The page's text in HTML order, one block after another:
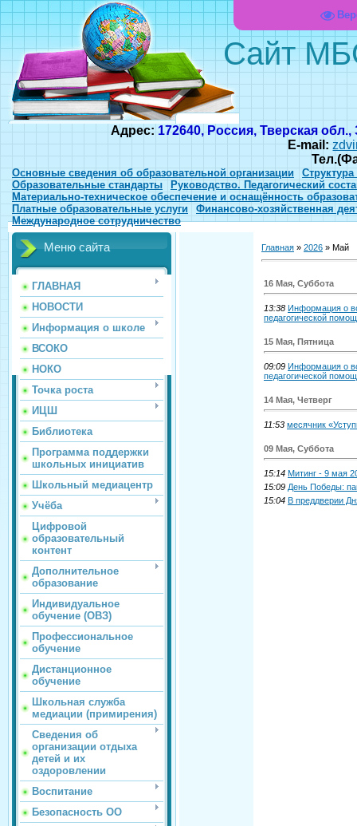
Сайт
Адрес: 172640, Россия, Тверская
E-mail:
Основные сведения об образовательной организации
Образовательные стандарты
Руководство. Педагогический
Материально-техническое обеспечение и оснащённость
Платные образовательные услуги
Финансово-хозяйственная
Международное сотрудничество
Меню сайта
ГЛАВНАЯ
НОВОСТИ
Информация о школе
ВСОКО
НОКО
Точка роста
ИЦШ
Библиотека
Программа поддержки
школьных инициатив
Школьный медиацентр
Учёба
Цифровой
образовательный
контент
Дополнительное
образование
Индивидуальное
обучение (ОВЗ)
Профессиональное
обучение
Дистанционное
обучение
Школьная служба
медиации (примирения)
Сведения об
организации отдыха
детей и их
оздоровлении
Воспитание
Безопасность ОО
Главная » 2026 » Май
16 Мая, Суббота
13:38 Информация о
педагогической
15 Мая, Пятница
09:09 Информация о
педагогической
14 Мая, Четверг
11:53 месячник
09 Мая, Суббота
15:14 Митинг - 9 мая
15:09 День Победы:
15:04 В преддверии